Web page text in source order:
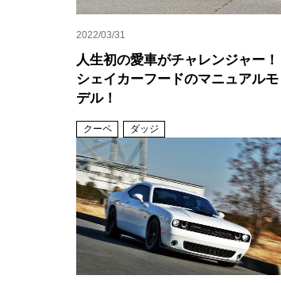
2022/03/31
人生初の愛車がチャレンジャー！
シェイカーフードのマニュアルモ
デル！
クーペ ダッジ